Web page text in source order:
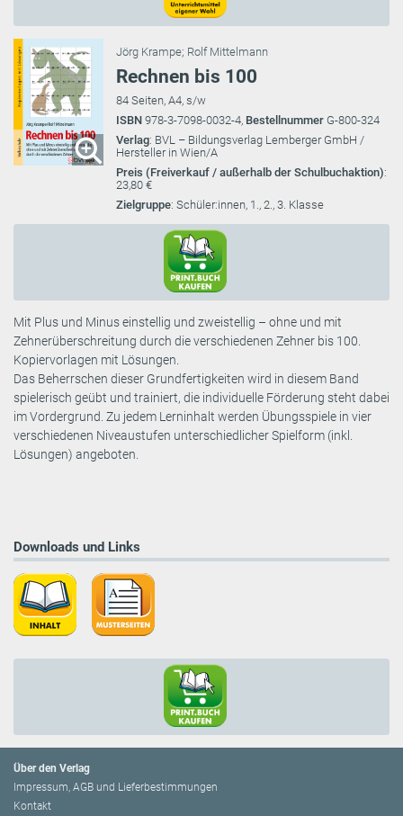
Jörg Krampe; Rolf Mittelmann
Rechnen bis 100
84 Seiten, A4, s/w
ISBN 978-3-7098-0032-4, Bestellnummer G-800-324
Verlag: BVL – Bildungsverlag Lemberger GmbH /
Hersteller in Wien/A
Preis (Freiverkauf / außerhalb der Schulbuchaktion):
23,80 €
Zielgruppe: Schüler:innen, 1., 2., 3. Klasse
Mit Plus und Minus einstellig und zweistellig – ohne und mit
Zehnerüberschreitung durch die verschiedenen Zehner bis 100.
Kopiervorlagen mit Lösungen.
Das Beherrschen dieser Grundfertigkeiten wird in diesem Band
spielerisch geübt und trainiert, die individuelle Förderung steht dabei
im Vordergrund. Zu jedem Lerninhalt werden Übungsspiele in vier
verschiedenen Niveaustufen unterschiedlicher Spielform (inkl.
Lösungen) angeboten.
Downloads und Links
Über den Verlag
Impressum, AGB und Lieferbestimmungen
Kontakt